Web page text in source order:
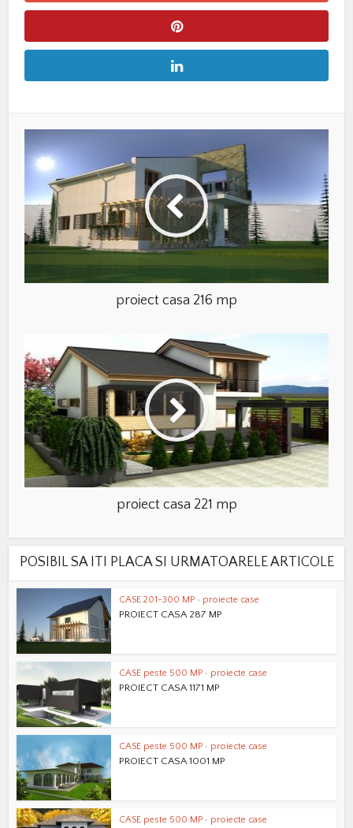
proiect casa 216 mp
proiect casa 221 mp
POSIBIL SA ITI PLACA SI URMATOARELE ARTICOLE
CASE 201-300 MP • proiecte case
PROIECT CASA 287 MP
CASE peste 500 MP • proiecte case
PROIECT CASA 1171 MP
CASE peste 500 MP • proiecte case
PROIECT CASA 1001 MP
CASE peste 500 MP • proiecte case